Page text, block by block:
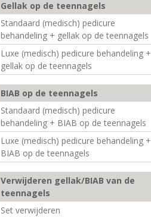
Gellak op de teennagels
Standaard (medisch) pedicure
behandeling + gellak op de teennagels
Luxe (medisch) pedicure behandeling +
gellak op de teennagels
BIAB op de teennagels
Standaard (medisch) pedicure
behandeling + BIAB op de teennagels
Luxe (medisch) pedicure behandeling +
BIAB op de teennagels
Verwijderen gellak/BIAB van de
teennagels
Set verwijderen